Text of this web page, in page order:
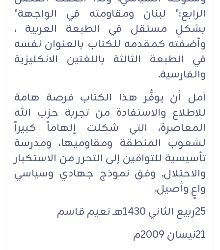
الرابع:" لبنان ومقاومته في الواجهة"
بشكلٍ مستقل في الطبعة العربية ،
وأضفته كمقدمه للكتاب بالعنوان نفسه
في الطبعة الثالثة باللغتين الانكليزية
والفارسية.
آمل أن يوفِّر هذا الكتاب فرصة هامة
للاطلاع والاستفادة من تجربة حزب الله
المعاصرة، التي شكلت إلهاماً كبيراً
لشعوب المنطقة ومقاوميها، ومدرسة
تأسيسية للتواقين إلى التحرر من الاستكبار
والاحتلال, وفق نموذج جهادي وسياسي
واعٍ وأصيل.
25ربيع الثاني 1430هـ نعيم قاسم
21نيسان 2009م